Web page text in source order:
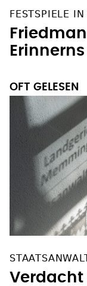
FESTSPIELE
OFT GELESEN